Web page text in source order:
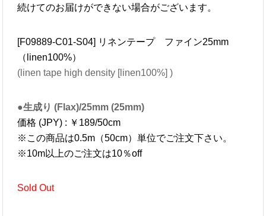
続けてのお届けができない場合がございます。
[F09889-C01-S04] リネンテープ ファイン25mm
（linen100%）
(linen tape high density [linen100%] )
●生成り (Flax)/25mm (25mm)
価格 (JPY) : ￥189/50cm
※この商品は0.5m（50cm）単位でご注文下さい。
※10m以上のご注文は10％off
Sold Out